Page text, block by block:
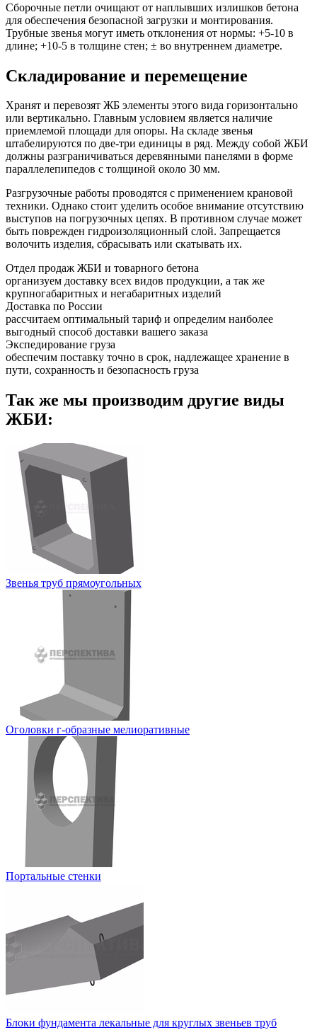
Сборочные петли очищают от наплывших излишков бетона
для обеспечения безопасной загрузки и монтирования.
Трубные звенья могут иметь отклонения от нормы: +5-10 в
длине; +10-5 в толщине стен; ± во внутреннем диаметре.
Складирование и перемещение
Хранят и перевозят ЖБ элементы этого вида горизонтально
или вертикально. Главным условием является наличие
приемлемой площади для опоры. На складе звенья
штабелируются по две-три единицы в ряд. Между собой ЖБИ
должны разграничиваться деревянными панелями в форме
параллелепипедов с толщиной около 30 мм.
Разгрузочные работы проводятся с применением крановой
техники. Однако стоит уделить особое внимание отсутствию
выступов на погрузочных цепях. В противном случае может
быть поврежден гидроизоляционный слой. Запрещается
волочить изделия, сбрасывать или скатывать их.
Отдел продаж ЖБИ и товарного бетона
организуем доставку всех видов продукции, а так же
крупногабаритных и негабаритных изделий
Доставка по России
рассчитаем оптимальный тариф и определим наиболее
выгодный способ доставки вашего заказа
Экспедирование груза
обеспечим поставку точно в срок, надлежащее хранение в
пути, сохранность и безопасность груза
Так же мы производим другие виды
ЖБИ:
Звенья труб прямоугольных
Оголовки г-образные мелиоративные
Портальные стенки
Блоки фундамента лекальные для круглых звеньев труб